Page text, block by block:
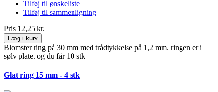
Tilføj til ønskeliste
Tilføj til sammenligning
Pris 12,25 kr.
Læg i kurv
Blomster ring på 30 mm med trådtykkelse på 1,2 mm. ringen er i
sølv plate. og du får 10 stk
Glat ring 15 mm - 4 stk